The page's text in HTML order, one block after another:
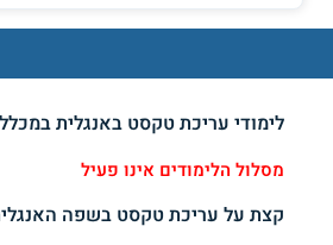
לימודי עריכת טקסט באנגלית
מסלול הלימודים אינו פעיל
קצת על עריכת טקסט בשפה